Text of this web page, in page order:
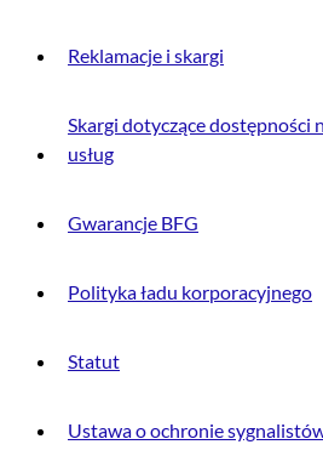
Reklamacje i skargi
Skargi dotyczące
usług
Gwarancje BFG
Polityka ładu korporacyjnego
Statut
Ustawa o ochronie